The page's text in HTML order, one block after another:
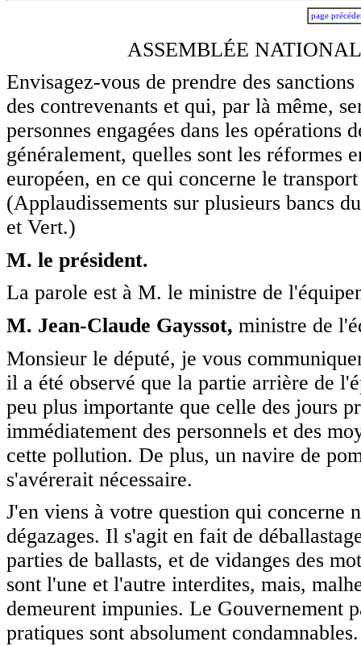
page
ASSEMBLÉE
Envisagez-vous de prendre des
des contrevenants et qui, par là même,
personnes engagées dans les opérations
généralement, quelles sont les réformes
européen, en ce qui concerne le
(Applaudissements sur plusieurs bancs
et Vert.)
M. le président.
La parole est à M. le ministre de
M. Jean-Claude Gayssot, ministre de
Monsieur le député, je vous
il a été observé que la partie arrière de
peu plus importante que celle des jours
immédiatement des personnels et des
cette pollution. De plus, un navire de
s'avérerait nécessaire.
J'en viens à votre question qui concerne
dégazages. Il s'agit en fait de
parties de ballasts, et de vidanges des
sont l'une et l'autre interdites, mais,
demeurent impunies. Le Gouvernement
pratiques sont absolument condamnables.